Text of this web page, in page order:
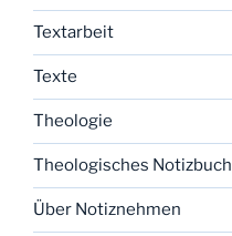
Textarbeit
Texte
Theologie
Theologisches Notizbuch
Über Notiznehmen